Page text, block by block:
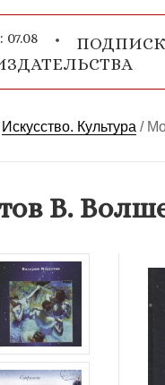
07.08
Искусство. Культура /
В.